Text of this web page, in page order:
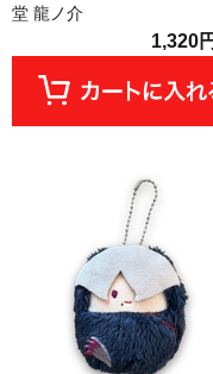
堂 龍ノ介
1,320円